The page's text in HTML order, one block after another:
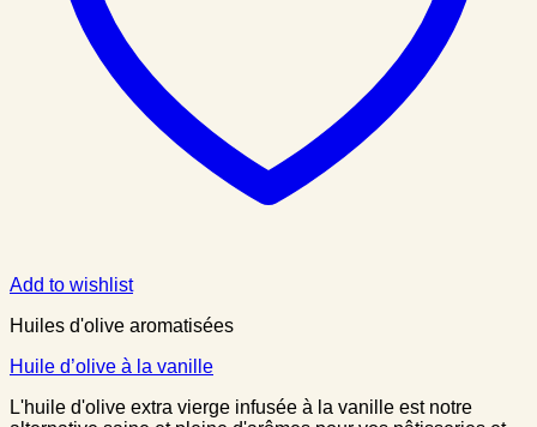
Add to wishlist
Huiles d'olive aromatisées
Huile d’olive à la vanille
L'huile d'olive extra vierge infusée à la vanille est notre